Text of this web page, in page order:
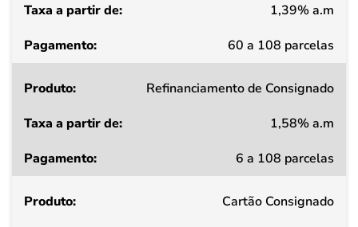
Pagamento
1,39% a.m
60 a 108 parcelas
Refinanciamento de Consignado
1,58% a.m
6 a 108 parcelas
Cartão Consignado